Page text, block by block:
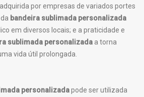
por empresas de variados portes
bandeira sublimada personalizada
em diversos locais; e a praticidade e
sublimada personalizada a torna
vida útil prolongada.
personalizadapode ser utilizada